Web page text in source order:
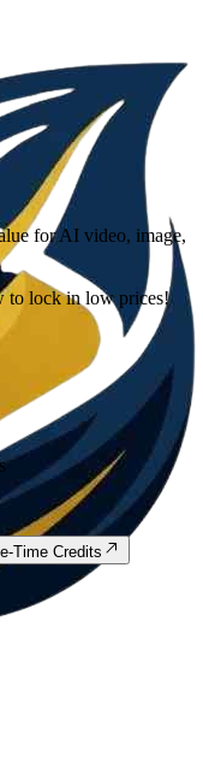
for AI video, image,
to lock in low prices!
Time Credits